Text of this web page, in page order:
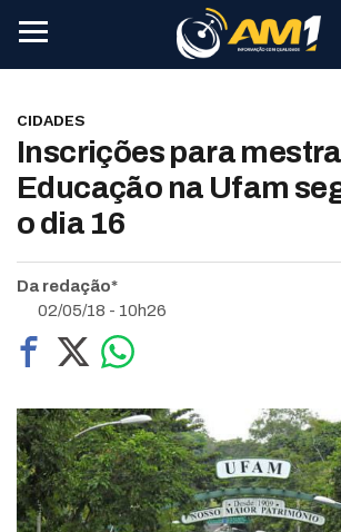
CIDADES
Inscrições para
Educação na Ufam
o dia 16
Da redação*
02/05/18 - 10h26